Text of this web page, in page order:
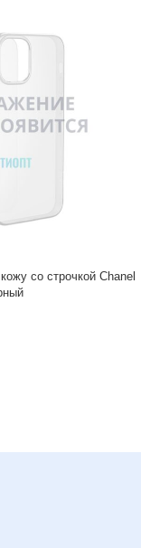
со строчкой Chanel